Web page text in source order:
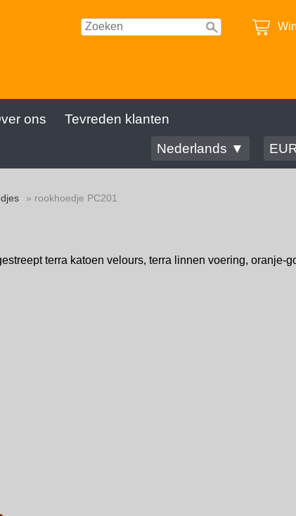
ons
Tevreden klanten
Nederlands ▼
» rookhoedje PC201
terra katoen velours, terra linnen voering, oranje-